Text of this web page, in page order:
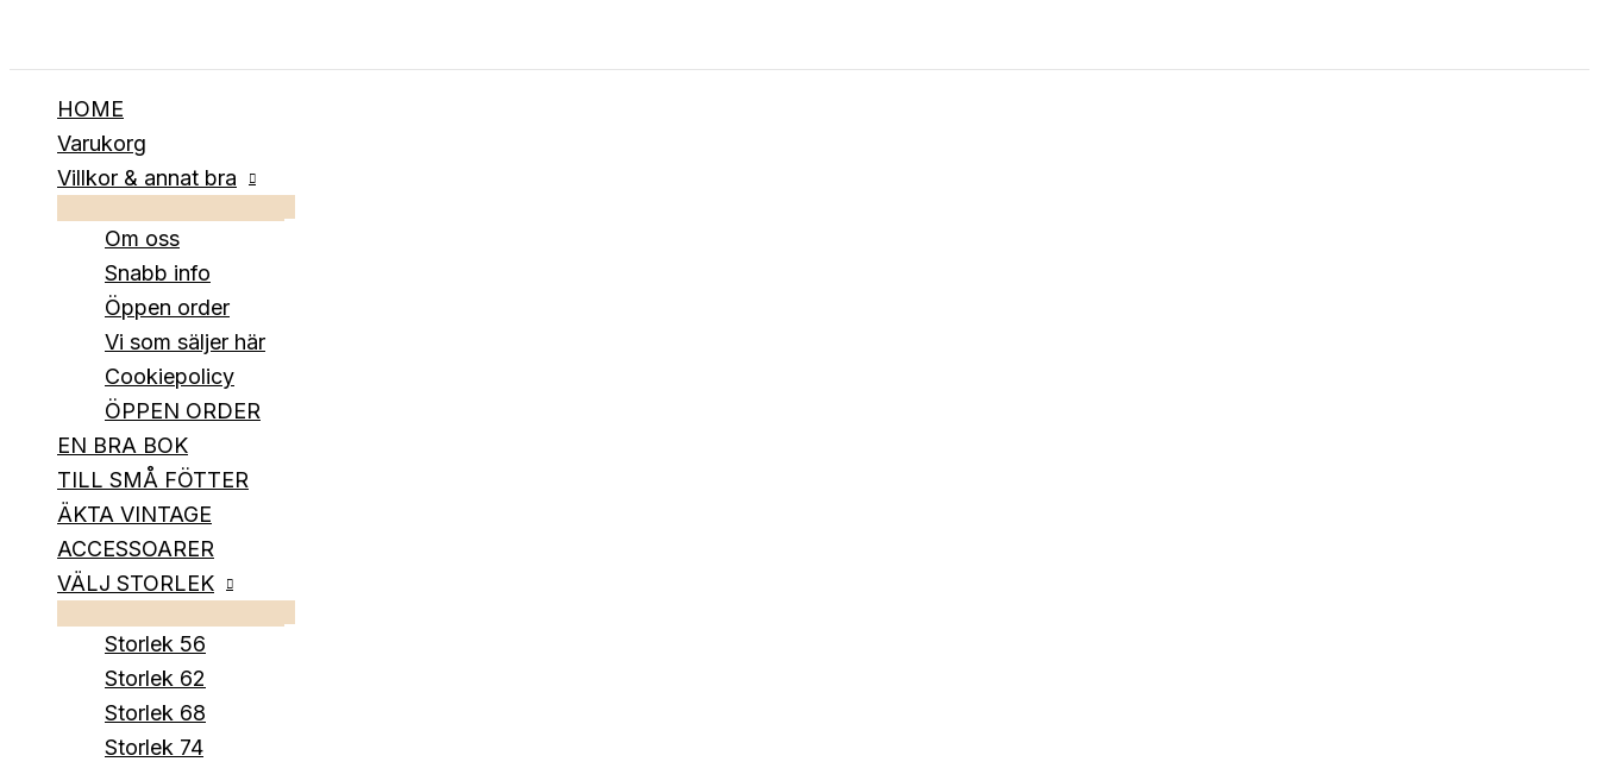
HOME
Varukorg
Villkor & annat bra
Om oss
Snabb info
Öppen order
Vi som säljer här
Cookiepolicy
ÖPPEN ORDER
EN BRA BOK
TILL SMÅ FÖTTER
ÄKTA VINTAGE
ACCESSOARER
VÄLJ STORLEK
Storlek 56
Storlek 62
Storlek 68
Storlek 74